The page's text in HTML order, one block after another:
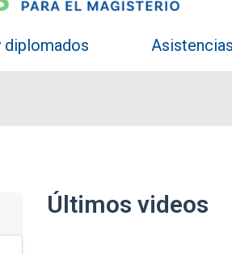
Últimos videos